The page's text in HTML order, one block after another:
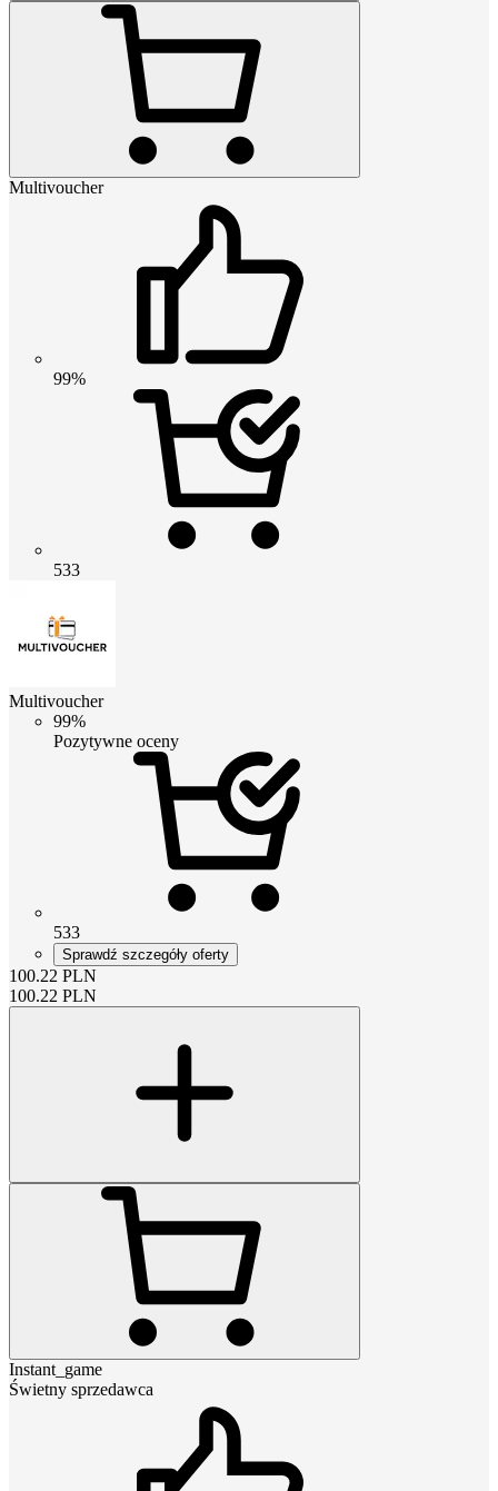
Multivoucher
99%
533
Multivoucher
99%
Pozytywne oceny
533
Sprawdź szczegóły oferty
100.22 PLN
100.22 PLN
Instant_game
Świetny sprzedawca